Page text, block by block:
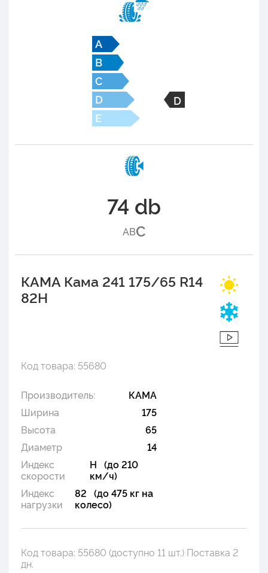
D
74 db
ABC
КАМА Кама 241 175/65 R14
82H
Код товара: 55680
Производитель:
КАМА
Ширина
175
Высота
65
Диаметр
14
Индекс
скорости
H (до 210
км/ч)
Индекс
нагрузки
82 (до 475 кг на
колесо)
Код товара: 55680 (доступно 11 шт.) Поставка 2
дн.